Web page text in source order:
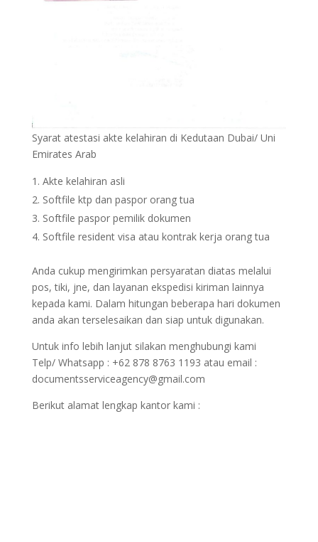
Syarat atestasi akte kelahiran di Kedutaan Dubai/ Uni
Emirates Arab
Akte kelahiran asli
Softfile ktp dan paspor orang tua
Softfile paspor pemilik dokumen
Softfile resident visa atau kontrak kerja orang tua
Anda cukup mengirimkan persyaratan diatas melalui
pos, tiki, jne, dan layanan ekspedisi kiriman lainnya
kepada kami. Dalam hitungan beberapa hari dokumen
anda akan terselesaikan dan siap untuk digunakan.
Untuk info lebih lanjut silakan menghubungi kami
Telp/ Whatsapp : +62 878 8763 1193 atau email :
documentsserviceagency@gmail.com
Berikut alamat lengkap kantor kami :